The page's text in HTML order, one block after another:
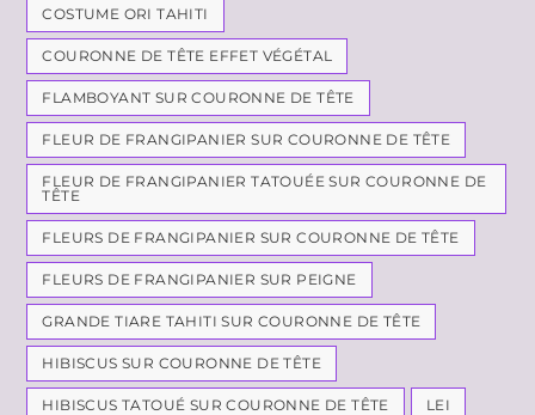
COSTUME ORI TAHITI
COURONNE DE TÊTE EFFET VÉGÉTAL
FLAMBOYANT SUR COURONNE DE TÊTE
FLEUR DE FRANGIPANIER SUR COURONNE DE TÊTE
FLEUR DE FRANGIPANIER TATOUÉE SUR COURONNE DE
TÊTE
FLEURS DE FRANGIPANIER SUR COURONNE DE TÊTE
FLEURS DE FRANGIPANIER SUR PEIGNE
GRANDE TIARE TAHITI SUR COURONNE DE TÊTE
HIBISCUS SUR COURONNE DE TÊTE
HIBISCUS TATOUÉ SUR COURONNE DE TÊTE LEI